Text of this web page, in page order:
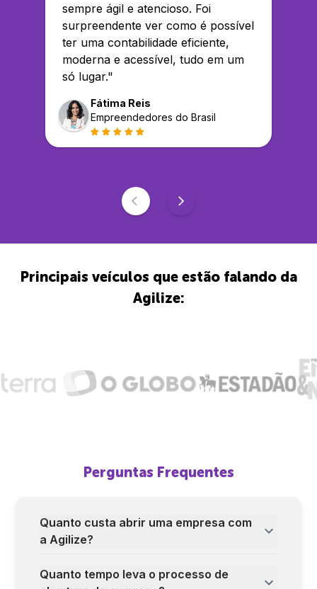
sempre ágil e atencioso. Foi
surpreendente ver como é possível
ter uma contabilidade eficiente,
moderna e acessível, tudo em um
só lugar."
Fátima Reis
Empreendedores do Brasil
Principais veículos que estão falando da
Agilize:
Perguntas Frequentes
Quanto custa abrir uma empresa com
a Agilize?
Quanto tempo leva o processo de